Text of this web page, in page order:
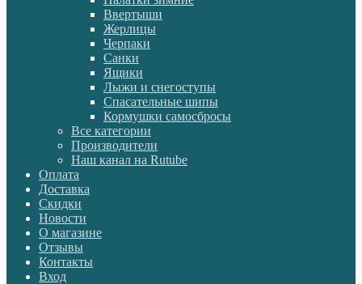
Ввертыши
Жерлицы
Черпаки
Санки
Ящики
Лыжи и снегоступы
Спасательные шипы
Кормушки самосбросы
Все категории
Производители
Наш канал на Rutube
Оплата
Доставка
Скидки
Новости
О магазине
Отзывы
Контакты
Вход